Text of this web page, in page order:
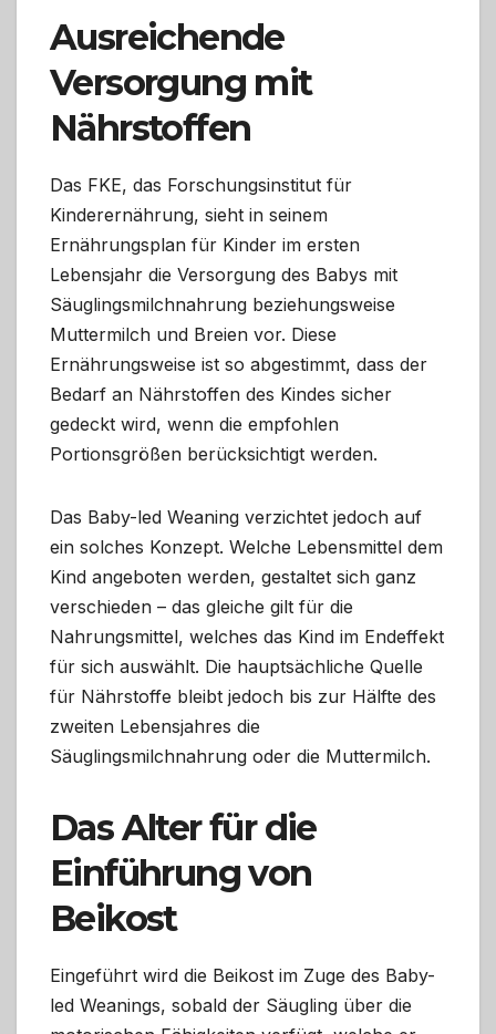
Ausreichende
Versorgung mit
Nährstoffen
Das FKE, das Forschungsinstitut für
Kinderernährung, sieht in seinem
Ernährungsplan für Kinder im ersten
Lebensjahr die Versorgung des Babys mit
Säuglingsmilchnahrung beziehungsweise
Muttermilch und Breien vor. Diese
Ernährungsweise ist so abgestimmt, dass der
Bedarf an Nährstoffen des Kindes sicher
gedeckt wird, wenn die empfohlen
Portionsgrößen berücksichtigt werden.
Das Baby-led Weaning verzichtet jedoch auf
ein solches Konzept. Welche Lebensmittel dem
Kind angeboten werden, gestaltet sich ganz
verschieden – das gleiche gilt für die
Nahrungsmittel, welches das Kind im Endeffekt
für sich auswählt. Die hauptsächliche Quelle
für Nährstoffe bleibt jedoch bis zur Hälfte des
zweiten Lebensjahres die
Säuglingsmilchnahrung oder die Muttermilch.
Das Alter für die
Einführung von
Beikost
Eingeführt wird die Beikost im Zuge des Baby-
led Weanings, sobald der Säugling über die